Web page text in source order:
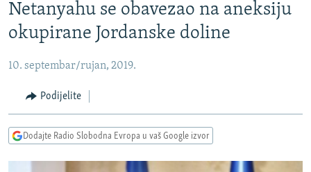
glavni
sadržaj
na
navigaciju
Pređite
na
BOSNA I HERCEGOVINA
SRBIJA
KOSOVO
CRNA GORA
VIDEO
PODCASTI
Netanyahu se obavezao na aneksiju
okupirane Jordanske doline
10. septembar/rujan, 2019.
Podijelite
Dodajte Radio Slobodna Evropa u vaš Google izvor